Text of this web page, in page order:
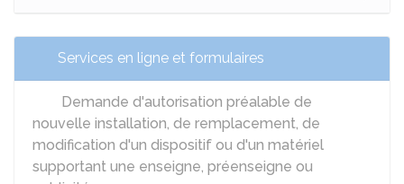
Services en ligne et formulaires
Demande d'autorisation préalable de
nouvelle installation, de remplacement, de
modification d'un dispositif ou d'un matériel
supportant une enseigne, préenseigne ou